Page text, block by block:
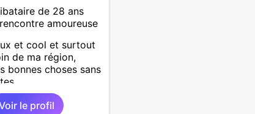
de 28 ans
amoureuse
et cool et surtout
de ma région,
bonnes choses sans
le profil